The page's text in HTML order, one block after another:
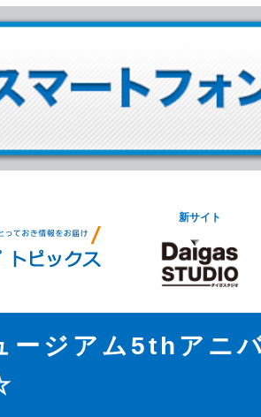
新サイト
ージアム5thアニ